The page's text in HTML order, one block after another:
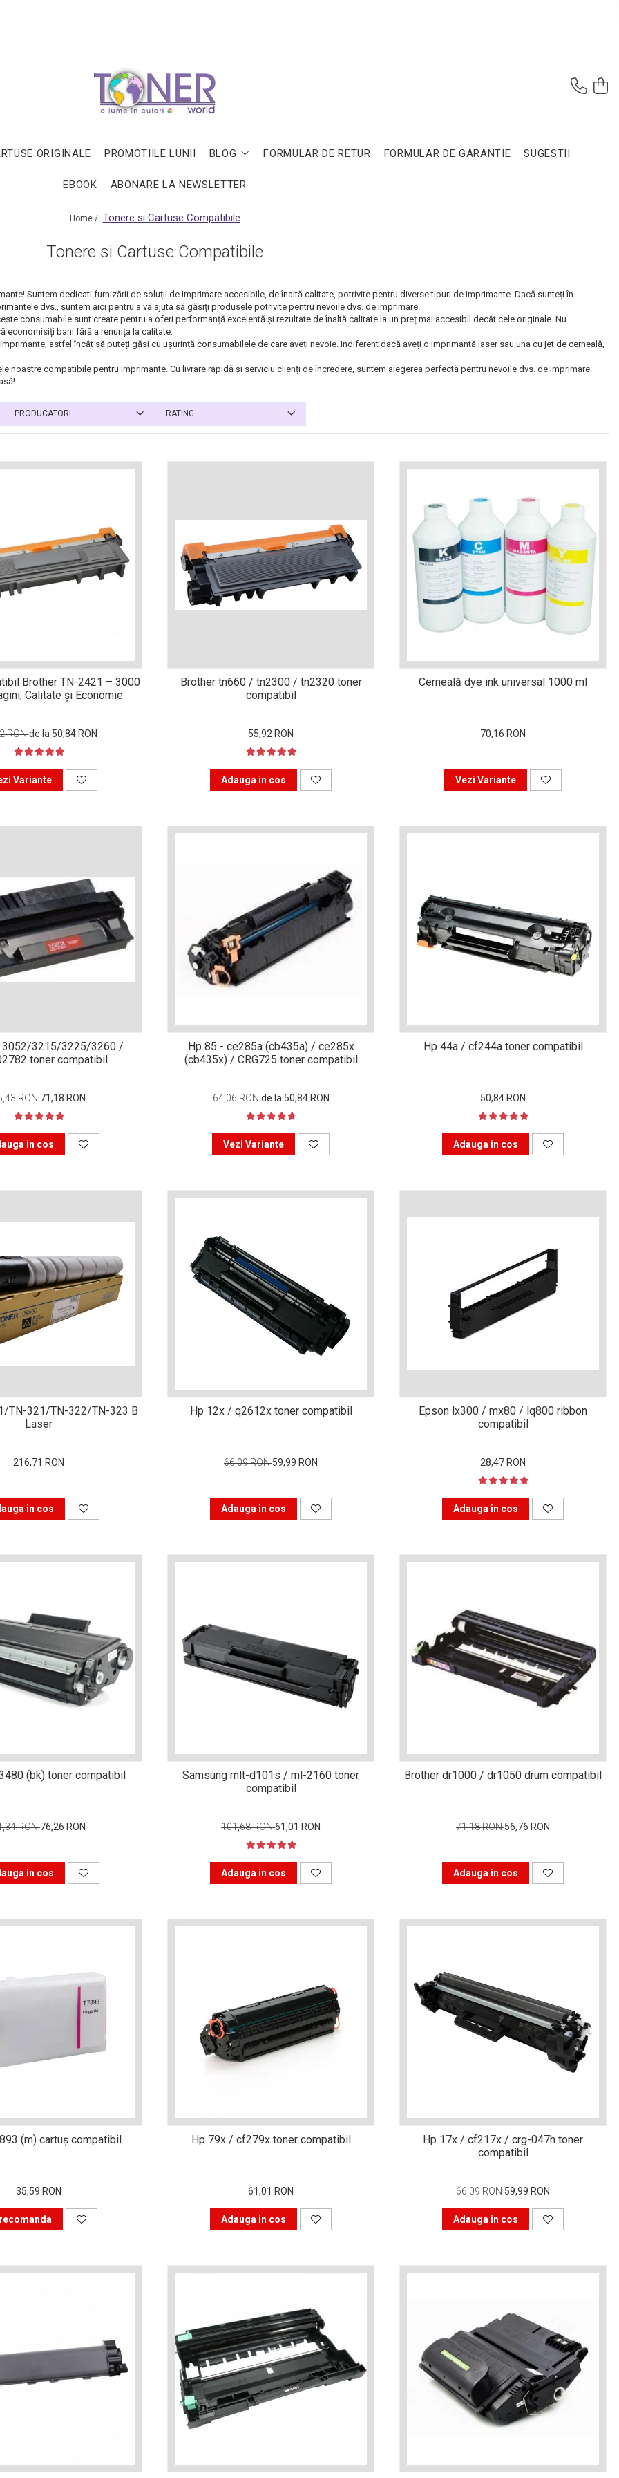
ORIGINALE PROMOTIILE LUNII BLOG FORMULAR DE RETUR FORMULAR DE GARANTIE SUGESTII
EBOOK ABONARE LA NEWSLETTER
Home / Tonere si Cartuse Compatibile
Tonere si Cartuse Compatibile
Suntem dedicati furnizării de soluții de imprimare accesibile, de înaltă calitate, potrivite pentru diverse tipuri de imprimante. Dacă sunteți în
dvs., suntem aici pentru a vă ajuta să găsiți produsele potrivite pentru nevoile dvs. de imprimare.
consumabile sunt create pentru a oferi performanță excelentă și rezultate de înaltă calitate la un preț mai accesibil decât cele originale. Nu
economisiți bani fără a renunța la calitate.
astfel încât să puteți găsi cu ușurință consumabilele de care aveți nevoie. Indiferent dacă aveți o imprimantă laser sau una cu jet de cerneală,
noastre compatibile pentru imprimante. Cu livrare rapidă și serviciu clienți de încredere, suntem alegerea perfectă pentru nevoile dvs. de imprimare.
PRODUCATORI RATING
Brother TN-2421 – 3000
Calitate și Economie
RONde la 50,84 RON
Variante
Brother tn660 / tn2300 / tn2320 toner
compatibil
55,92 RON
Adauga in cos
Cerneală dye ink universal 1000 ml
70,16 RON
Vezi Variante
3052/3215/3225/3260 /
toner compatibil
RON71,18 RON
in cos
Hp 85 - ce285a (cb435a) / ce285x
(cb435x) / CRG725 toner compatibil
64,06 RONde la 50,84 RON
Vezi Variante
Hp 44a / cf244a toner compatibil
50,84 RON
Adauga in cos
TN-321/TN-322/TN-323 B
Laser
216,71 RON
in cos
Hp 12x / q2612x toner compatibil
66,09 RON59,99 RON
Adauga in cos
Epson lx300 / mx80 / lq800 ribbon
compatibil
28,47 RON
Adauga in cos
(bk) toner compatibil
RON76,26 RON
in cos
Samsung mlt-d101s / ml-2160 toner
compatibil
101,68 RON61,01 RON
Adauga in cos
Brother dr1000 / dr1050 drum compatibil
71,18 RON56,76 RON
Adauga in cos
(m) cartuş compatibil
35,59 RON
Hp 79x / cf279x toner compatibil
61,01 RON
Adauga in cos
Hp 17x / cf217x / crg-047h toner
compatibil
66,09 RON59,99 RON
Adauga in cos